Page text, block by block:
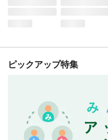
ピックアップ特集